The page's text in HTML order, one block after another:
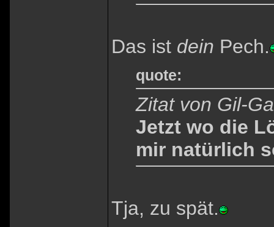
Das ist dein Pech.
quote:
Zitat von Gil-
Jetzt wo die
mir natürlich
Tja, zu spät.